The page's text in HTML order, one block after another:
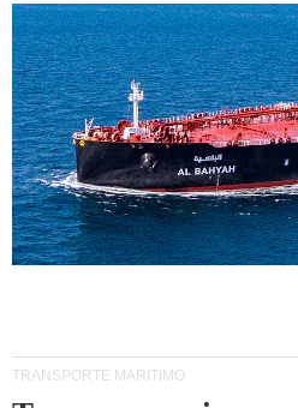
TRANSPORTE MARÍTIMO